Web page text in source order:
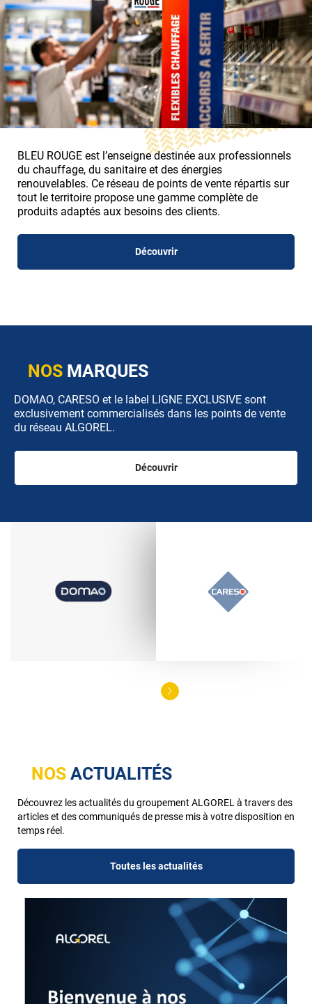
BLEU ROUGE est l’enseigne destinée aux professionnels
du chauffage, du sanitaire et des énergies
renouvelables. Ce réseau de points de vente répartis sur
tout le territoire propose une gamme complète de
produits adaptés aux besoins des clients.
Découvrir
NOS MARQUES
DOMAO, CARESO et le label LIGNE EXCLUSIVE sont
exclusivement commercialisés dans les points de vente
du réseau ALGOREL.
Découvrir
NOS ACTUALITÉS
Découvrez les actualités du groupement ALGOREL à travers des
articles et des communiqués de presse mis à votre disposition en
temps réel.
Toutes les actualités